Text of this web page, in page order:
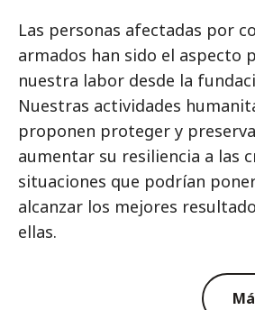
Las personas afectadas por
armados han sido el aspecto
nuestra labor desde la
Nuestras actividades
proponen proteger y
aumentar su resiliencia a las
situaciones que podrían
alcanzar los mejores
ellas.